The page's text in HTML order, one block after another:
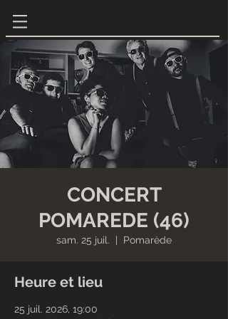
CONCERT
POMAREDE (46)
sam. 25 juil. Pomarède
Heure et lieu
25 juil. 2026, 19:00